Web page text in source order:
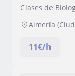
Clases de
Almería
11€/h